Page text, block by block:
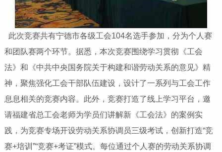
​此次竞赛共有宁德市各级工会104名选手参加，分为个人赛
和团队赛两个环节。据悉，本次竞赛围绕学习贯彻《工会
法》和《中共中央国务院关于构建和谐劳动关系的意见》精
神，聚焦强化工会干部队伍建设，设计了一系列与工会工作
息息相关的竞赛内容。此外，竞赛打造了线上学习平台，邀
请福建省总工会老师为学员们讲解新《工会法》的案例实
践，为竞赛专场开设劳动关系协调员三级考试，创新打造“竞
赛+培训”“竞赛+考证”模式。每位通过个人赛的劳动关系协调